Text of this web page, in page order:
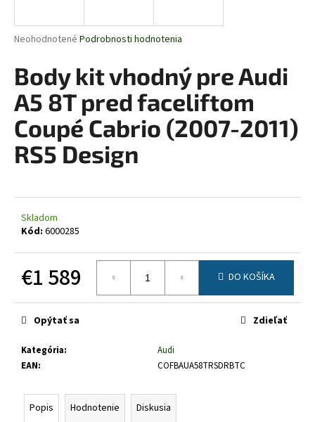
Priemerné
produktu
je
0,0
z
5
hviezdičiek.
Neohodnotené Podrobnosti hodnotenia
Body kit vhodný pre Audi
A5 8T pred faceliftom
Coupé Cabrio (2007-2011)
RS5 Design
Skladom
Kód: 6000285
€1 589
cena:
DO KOŠÍKA
Kategória:
Audi
EAN: COFBAUA58TRSDRBTC
Opýtať sa Zdieľať
Popis Hodnotenie Diskusia
j
ť
?
HĽADAŤ
O
d
p
ú
m